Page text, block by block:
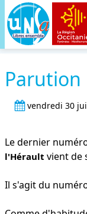
Parution
vendredi 30
Le dernier
l'Hérault vient de
Il s'agit du